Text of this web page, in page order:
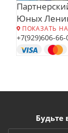
Юных
ПОКАЗАТЬ
+7(929)606-66-
Будьте